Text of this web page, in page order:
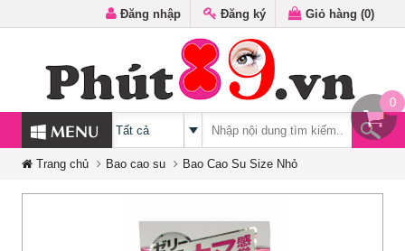
0
Đăng nhập Đăng ký Giỏ hàng (0)
MENU
Trang chủ Bao cao su Bao Cao Su Size Nhỏ